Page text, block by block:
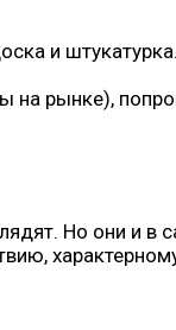
и
на рынке),
Но они и